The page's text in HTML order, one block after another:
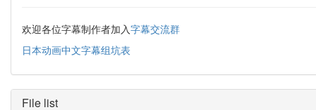
欢迎各位字幕制作者加入字幕交流群
日本动画中文字幕组坑表
File list